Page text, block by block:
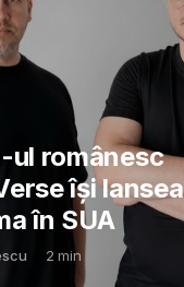
ul românesc
își
în SUA
2 min